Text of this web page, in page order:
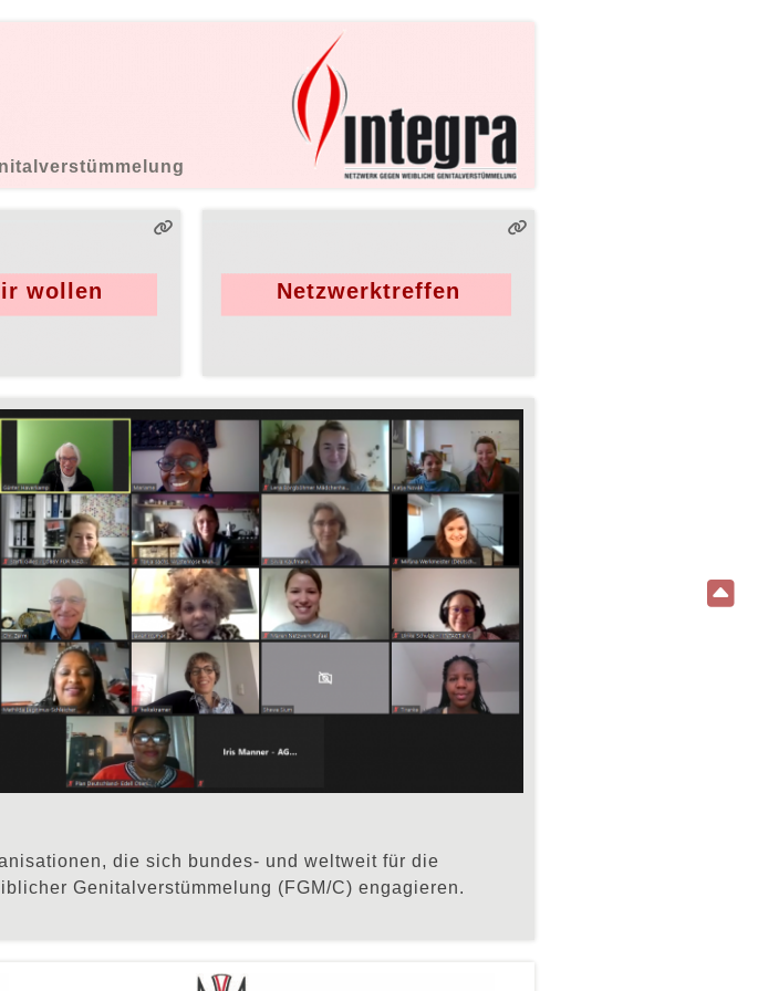
wollen Netzwerktreffen
die sich bundes- und weltweit für die
Genitalverstümmelung (FGM/C) engagieren.